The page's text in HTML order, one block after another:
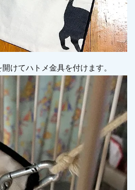
けてハトメ金具を付けます。